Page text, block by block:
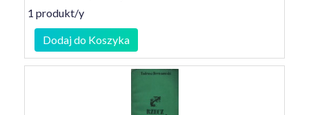
1 produkt/y
Dodaj do Koszyka